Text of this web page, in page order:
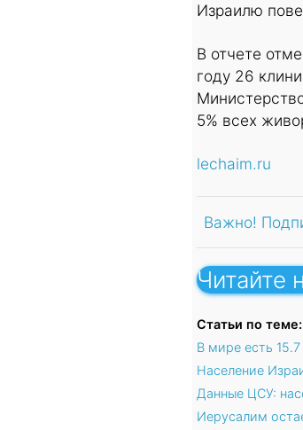
Израилю
В отчете
году 26
5% всех
lechaim.ru
Важно!
Читайте
Статьи по теме:
В мире есть
Население
Данные ЦСУ:
Иерусалим